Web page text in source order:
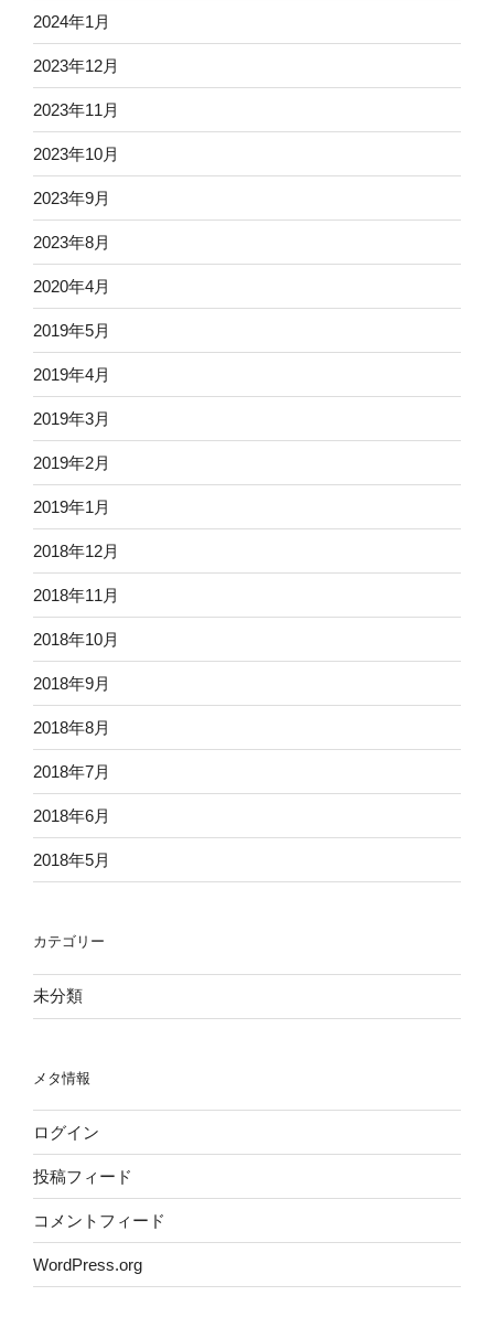
2024年1月
2023年12月
2023年11月
2023年10月
2023年9月
2023年8月
2020年4月
2019年5月
2019年4月
2019年3月
2019年2月
2019年1月
2018年12月
2018年11月
2018年10月
2018年9月
2018年8月
2018年7月
2018年6月
2018年5月
カテゴリー
未分類
メタ情報
ログイン
投稿フィード
コメントフィード
WordPress.org